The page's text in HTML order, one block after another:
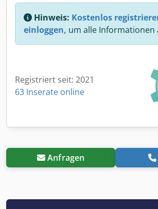
Hinweis: Kostenlos
einloggen, um alle Informationen
Registriert seit: 2021
63 Inserate online
Anfragen